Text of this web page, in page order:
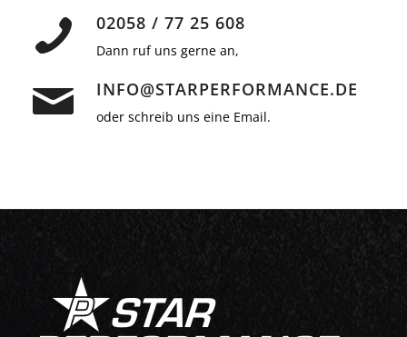
02058 / 77 25 608
Dann ruf uns gerne an,
INFO@STARPERFORMANCE.DE
oder schreib uns eine Email.